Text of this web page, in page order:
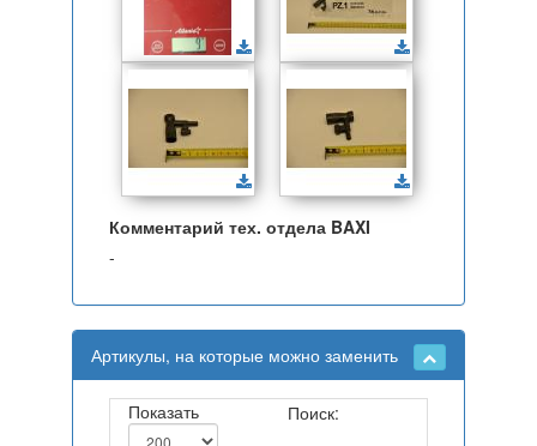
Комментарий тех. отдела BAXI
-
Артикулы, на которые можно заменить
Показать Поиск: